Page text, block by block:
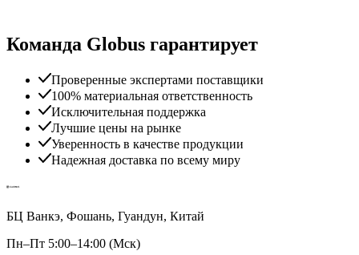
Команда Globus гарантирует
Проверенные экспертами поставщики
100% материальная ответственность
Исключительная поддержка
Лучшие цены на рынке
Уверенность в качестве продукции
Надежная доставка по всему миру
БЦ Ванкэ, Фошань, Гуандун, Китай
Пн–Пт 5:00–14:00 (Мск)